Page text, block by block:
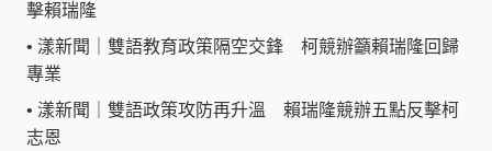
擊賴瑞隆
• 漾新聞｜雙語教育政策隔空交鋒 柯競辦籲賴瑞隆回歸
專業
• 漾新聞｜雙語政策攻防再升溫 賴瑞隆競辦五點反擊柯
志恩